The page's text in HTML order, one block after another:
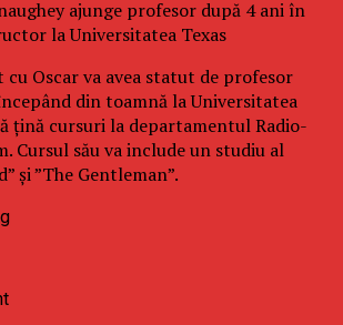
ajunge profesor după 4 ani în
la Universitatea Texas
Oscar va avea statut de profesor
din toamnă la Universitatea
ţină cursuri la departamentul Radio-
Cursul său va include un studiu al
şi ”The Gentleman”.
deja instructor vizitator al
datorează ”activităţii sale